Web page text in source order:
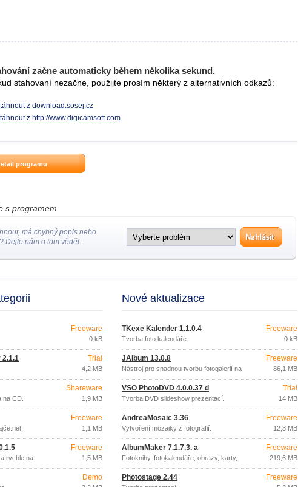
začne automaticky během několika sekund.
stahovaní nezačne, použijte prosím některý z alternativních odkazů:
z download.sosej.cz
z http://www.digicamsoft.com
programu
s programem
má chybný popis nebo
Dejte nám o tom vědět.
Freeware
0 kB
2.1.1 Trial
4,2 MB
na CD.
Shareware
1,9 MB
Freeware
1,1 MB
rychle na
Freeware
1,5 MB
Demo
Nové aktualizace
TKexe Kalender 1.1.0.4
Tvorba foto kalendáře
Freeware
0 kB
JAlbum 13.0.8
Nástroj pro snadnou tvorbu fotogalerií na
Freeware
86,1 MB
VSO PhotoDVD 4.0.0.37 d
Tvorba DVD slideshow prezentací.
Trial
14 MB
AndreaMosaic 3.36
Vytvoření mozaiky z fotografií.
Freeware
12,3 MB
AlbumMaker 7.1.7.3. a
Fotoknihy, fotokalendáře, obrazy, karty,
PEXESO z Vašich fotek.
Freeware
219,6 MB
Photostage 2.44 Freeware